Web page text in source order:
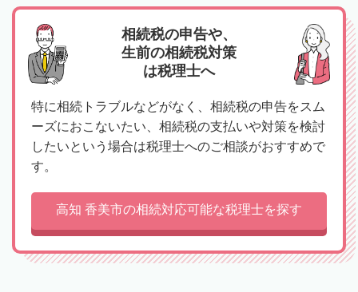
相続税の申告や、
生前の相続税対策
は税理士へ
特に相続トラブルなどがなく、相続税の申告をスム
ーズにおこないたい、相続税の支払いや対策を検討
したいという場合は税理士へのご相談がおすすめで
す。
高知 香美市の相続対応可能な税理士を探す